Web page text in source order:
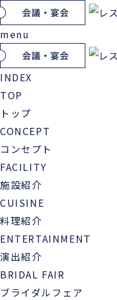
menu
INDEX
TOP
トップ
CONCEPT
コンセプト
FACILITY
施設紹介
CUISINE
料理紹介
ENTERTAINMENT
演出紹介
BRIDAL FAIR
ブライダルフェア